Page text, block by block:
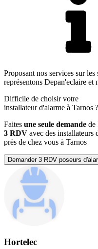
Proposant nos services sur
représentons Depan'eclaire et
Difficile de choisir votre
installateur d'alarme à Tarnos ?
Faites une seule demande de
3 RDV avec des installateurs
près de chez vous à Tarnos
Demander 3 RDV poseurs
Hortelec